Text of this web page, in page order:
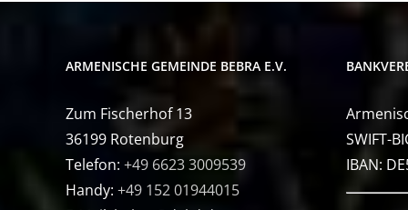
ARMENISCHE GEMEINDE BEBRA E.V.
Zum Fischerhof 13
36199 Rotenburg
Telefon: +49 6623 3009539
Handy: +49 152 01944015
SWIFT-
IBAN: